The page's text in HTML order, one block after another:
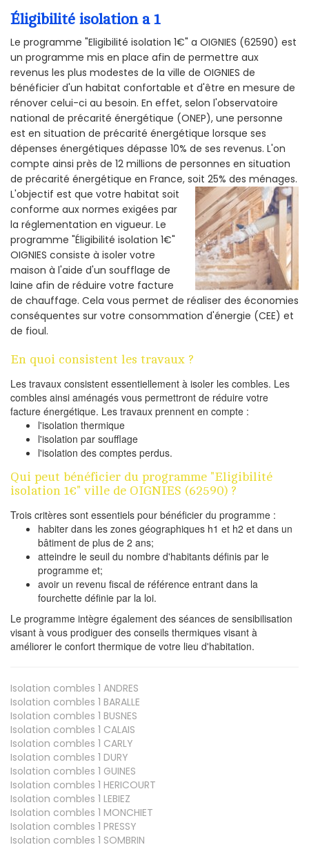
Éligibilité isolation a 1
Le programme "Eligibilité isolation 1€" a OIGNIES (62590) est
un programme mis en place afin de permettre aux
revenus les plus modestes de la ville de OIGNIES de
bénéficier d'un habitat confortable et d'être en mesure de
rénover celui-ci au besoin. En effet, selon l'observatoire
national de précarité énergétique (ONEP), une personne
est en situation de précarité énergétique lorsque ses
dépenses énergétiques dépasse 10% de ses revenus. L'on
compte ainsi près de 12 millions de personnes en situation
de précarité énergétique en France, soit 25% des ménages.
L'objectif est que votre habitat soit
conforme aux normes exigées par
la réglementation en vigueur. Le
programme "Éligibilité isolation 1€"
OIGNIES consiste à isoler votre
maison à l'aide d'un soufflage de
laine afin de réduire votre facture
de chauffage. Cela vous permet de réaliser des économies
conséquentes sur votre consommation d'énergie (CEE) et
de fioul.
En quoi consistent les travaux ?
Les travaux consistent essentiellement à isoler les combles. Les
combles ainsi aménagés vous permettront de réduire votre
facture énergétique. Les travaux prennent en compte :
l'isolation thermique
l'isolation par soufflage
l'isolation des comptes perdus.
Qui peut bénéficier du programme "Eligibilité
isolation 1€" ville de OIGNIES (62590) ?
Trois critères sont essentiels pour bénéficier du programme :
habiter dans les zones géographiques h1 et h2 et dans un
bâtiment de plus de 2 ans;
atteindre le seuil du nombre d'habitants définis par le
programme et;
avoir un revenu fiscal de référence entrant dans la
fourchette définie par la loi.
Le programme intègre également des séances de sensibilisation
visant à vous prodiguer des conseils thermiques visant à
améliorer le confort thermique de votre lieu d'habitation.
Isolation combles 1 ANDRES
Isolation combles 1 BARALLE
Isolation combles 1 BUSNES
Isolation combles 1 CALAIS
Isolation combles 1 CARLY
Isolation combles 1 DURY
Isolation combles 1 GUINES
Isolation combles 1 HERICOURT
Isolation combles 1 LEBIEZ
Isolation combles 1 MONCHIET
Isolation combles 1 PRESSY
Isolation combles 1 SOMBRIN